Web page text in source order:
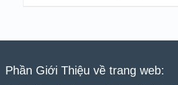
Phần Giới Thiệu về trang web: